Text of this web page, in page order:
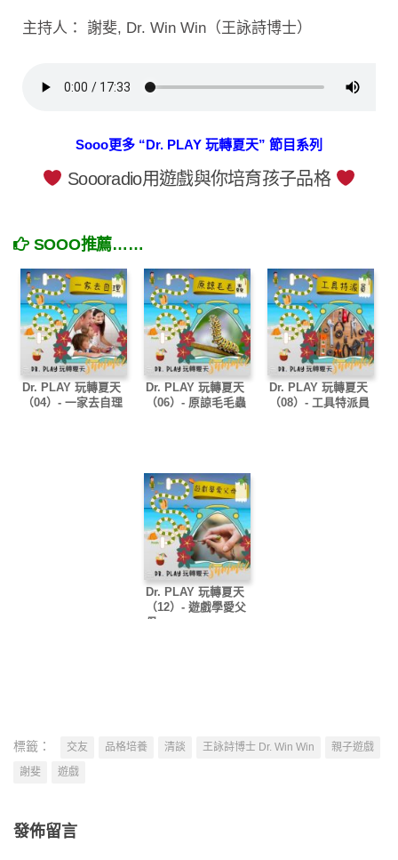
主持人： 謝斐, Dr. Win Win（王詠詩博士）
Sooo更多 “Dr. PLAY 玩轉夏天” 節目系列
Soooradio用遊戲與你培育孩子品格
SOOO推薦……
Dr. PLAY 玩轉夏天
（04）- 一家去自理
Dr. PLAY 玩轉夏天
（06）- 原諒毛毛蟲
Dr. PLAY 玩轉夏天
（08）- 工具特派員
Dr. PLAY 玩轉夏天
（12）- 遊戲學愛父
母
標籤： 交友 品格培養 清談 王詠詩博士 Dr. Win Win
親子遊戲
謝斐
遊戲
發佈留言